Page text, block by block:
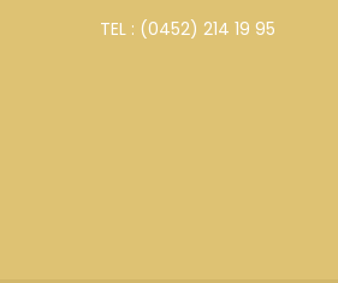
TEL : (0452) 214 19 95